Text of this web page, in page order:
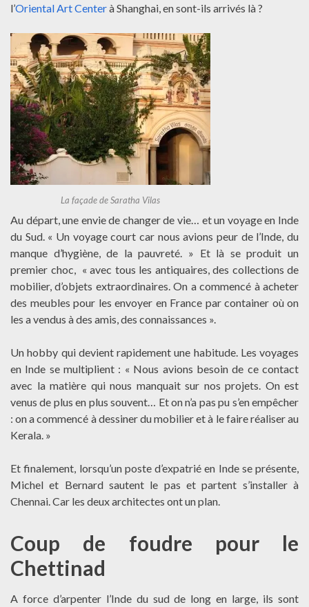
l’Oriental Art Centerà Shanghai, en sont-ils arrivés là ?
La façade de Saratha Vilas
Au départ, une envie de changer de vie… et un voyage en Inde
du Sud. « Un voyage court car nous avions peur de l’Inde, du
manque d’hygiène, de la pauvreté. » Et là se produit un
premier choc, « avec tous les antiquaires, des collections de
mobilier, d’objets extraordinaires. On a commencé à acheter
des meubles pour les envoyer en France par container où on
les a vendus à des amis, des connaissances ».
Un hobby qui devient rapidement une habitude. Les voyages
en Inde se multiplient : « Nous avions besoin de ce contact
avec la matière qui nous manquait sur nos projets. On est
venus de plus en plus souvent… Et on n’a pas pu s’en empêcher
: on a commencé à dessiner du mobilier et à le faire réaliser au
Kerala. »
Et finalement, lorsqu’un poste d’expatrié en Inde se présente,
Michel et Bernard sautent le pas et partent s’installer à
Chennai. Car les deux architectes ont un plan.
Coup de foudre pour le
Chettinad
A force d’arpenter l’Inde du sud de long en large, ils sont